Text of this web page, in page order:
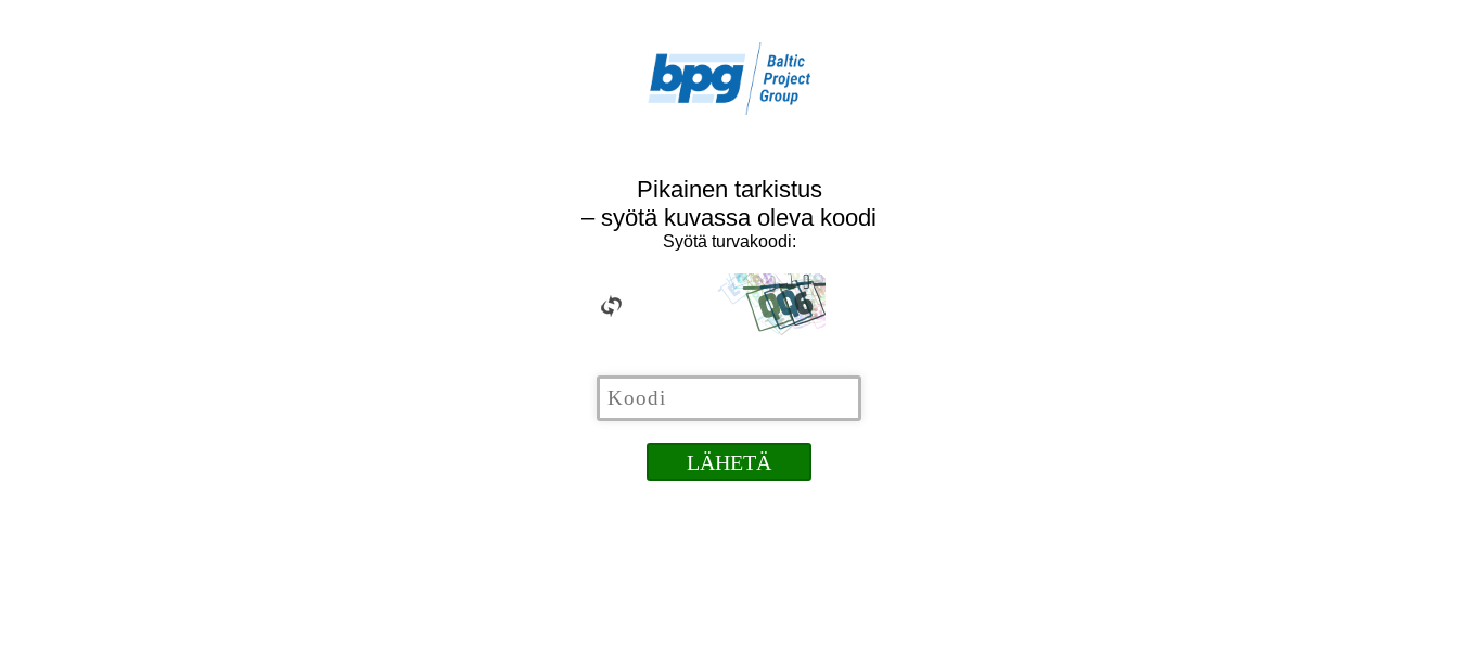
Pikainen tarkistus
– syötä kuvassa oleva koodi
Syötä turvakoodi: